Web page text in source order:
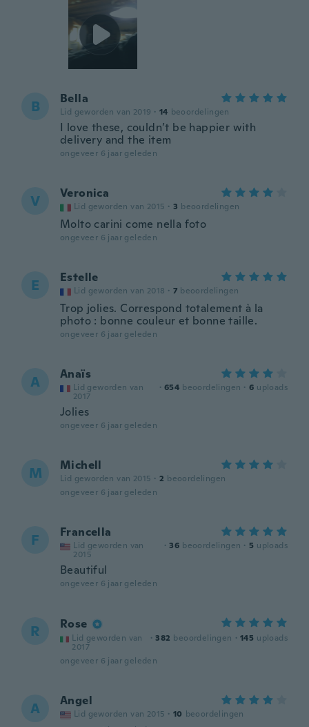
B Bella
Lid geworden van 2019 · 14 beoordelingen
I love these, couldn’t be happier with
delivery and the item
ongeveer 6 jaar geleden
V Veronica
Lid geworden van 2015 · 3 beoordelingen
Molto carini come nella foto
ongeveer 6 jaar geleden
E Estelle
Lid geworden van 2018 · 7 beoordelingen
Trop jolies. Correspond totalement à la
photo : bonne couleur et bonne taille.
ongeveer 6 jaar geleden
A Anaïs
Lid geworden van
2017
· 654 beoordelingen · 6 uploads
Jolies
ongeveer 6 jaar geleden
M Michell
Lid geworden van 2015 · 2 beoordelingen
ongeveer 6 jaar geleden
F Francella
Lid geworden van
2015
· 36 beoordelingen · 5 uploads
Beautiful
ongeveer 6 jaar geleden
R Rose
Lid geworden van
2017
· 382 beoordelingen · 145 uploads
ongeveer 6 jaar geleden
A Angel
Lid geworden van 2015 · 10 beoordelingen